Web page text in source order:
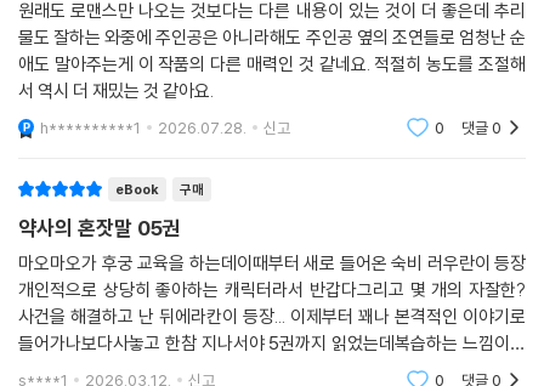
원래도 로맨스만 나오는 것보다는 다른 내용이 있는 것이 더 좋은데 추리
물도 잘하는 와중에 주인공은 아니라해도 주인공 옆의 조연들로 엄청난 순
애도 말아주는게 이 작품의 다른 매력인 것 같네요. 적절히 농도를 조절해
서 역시 더 재밌는 것 같아요.
h**********1 2026.07.28. 신고 0 댓글0
eBook 구매
약사의 혼잣말 05권
마오마오가 후궁 교육을 하는데이때부터 새로 들어온 숙비 러우란이 등장
개인적으로 상당히 좋아하는 캐릭터라서 반갑다그리고 몇 개의 자잘한?
사건을 해결하고 난 뒤에라칸이 등장... 이제부터 꽤나 본격적인 이야기로
들어가나보다사놓고 한참 지나서야 5권까지 읽었는데복습하는 느낌이라
재밌다... 나머지는 또 시간되면 다음 기회에
s****1 2026.03.12. 신고 0 댓글0